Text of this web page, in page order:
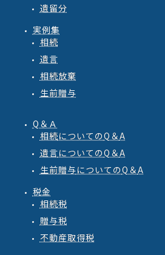
遺留分
実例集
相続
遺言
相続放棄
生前贈与
Q＆Ａ
相続についてのQ ＆A
遺言についてのQ ＆A
生前贈与についてのQ ＆A
税金
相続税
贈与税
不動産取得税